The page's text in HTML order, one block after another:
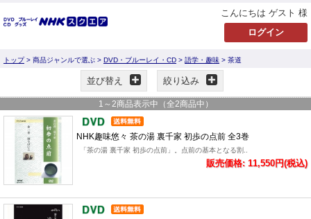
こんにちは ゲスト 様
トップ> 商品ジャンルで選ぶ > DVD・ブルーレイ・CD > 語学・趣味 > 茶道
並び替え 絞り込み
1 ～ 2商品表示中（全2商品中）
NHK趣味悠々 茶の湯 裏千家 初歩の点前 全3巻
「茶の湯 裏千家 初歩の点前」。点前の基本となる割..
販売価格: 11,550円(税込)